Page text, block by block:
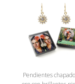
Pendientes